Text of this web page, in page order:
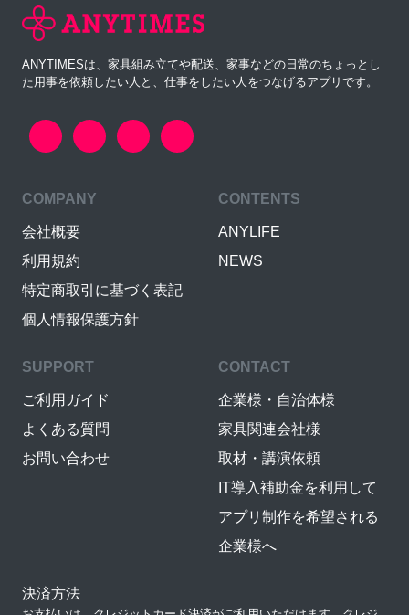
ANYTIMESは、家具組み立てや配送、家事などの日常のちょっとし
た用事を依頼したい人と、仕事をしたい人をつなげるアプリです。
COMPANY
会社概要
利用規約
特定商取引に基づく表記
個人情報保護方針
CONTENTS
ANYLIFE
NEWS
SUPPORT
ご利用ガイド
よくある質問
お問い合わせ
CONTACT
企業様・自治体様
家具関連会社様
取材・講演依頼
IT導入補助金を利用して
アプリ制作を希望される
企業様へ
決済方法